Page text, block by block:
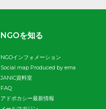
NGOを知る
NGOインフォメーション
Social map Produced by ema
JANIC資料室
FAQ
アドボカシー最新情報